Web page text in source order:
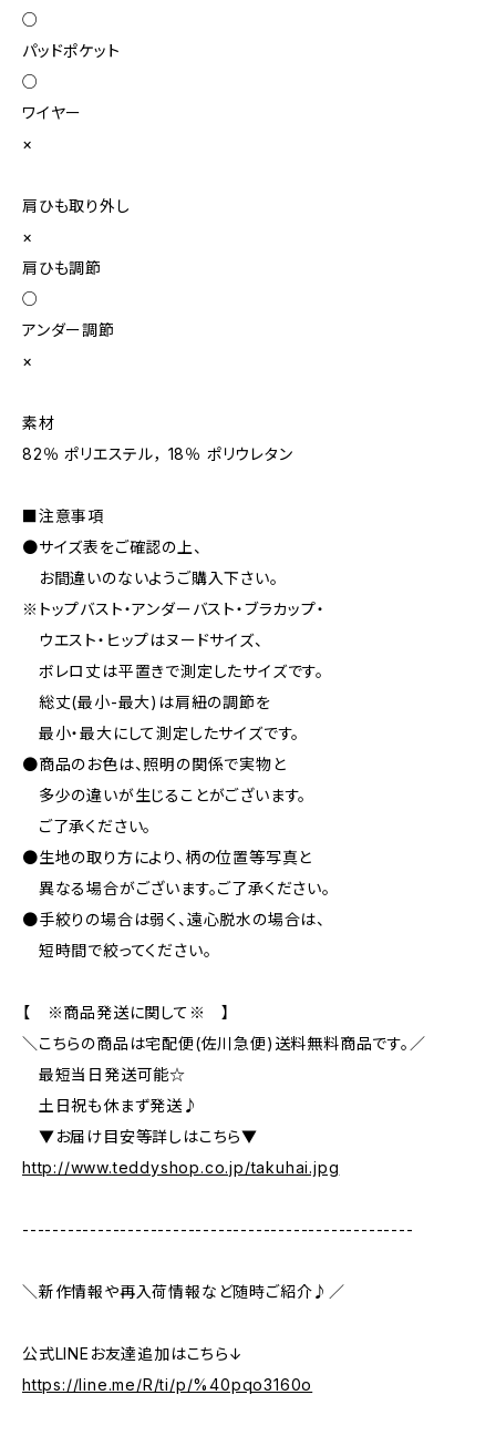
○
パッドポケット
○
ワイヤー
×
肩ひも取り外し
×
肩ひも調節
○
アンダー調節
×
素材
82％ ポリエステル， 18％ ポリウレタン
■注意事項
●サイズ表をご確認の上、
お間違いのないようご購入下さい。
※トップバスト・アンダーバスト・ブラカップ・
ウエスト・ヒップはヌードサイズ、
ボレロ丈は平置きで測定したサイズです。
総丈(最小-最大)は肩紐の調節を
最小・最大にして測定したサイズです。
●商品のお色は、照明の関係で実物と
多少の違いが生じることがございます。
ご了承ください。
●生地の取り方により、柄の位置等写真と
異なる場合がございます。ご了承ください。
●手絞りの場合は弱く、遠心脱水の場合は、
短時間で絞ってください。
【 ※商品発送に関して※ 】
＼こちらの商品は宅配便(佐川急便)送料無料商品です。／
最短当日発送可能☆
土日祝も休まず発送♪
▼お届け目安等詳しはこちら▼
http://www.teddyshop.co.jp/takuhai.jpg
----------------------------------------------------
＼新作情報や再入荷情報など随時ご紹介♪／
公式LINEお友達追加はこちら↓
https://line.me/R/ti/p/%40pqo3160o